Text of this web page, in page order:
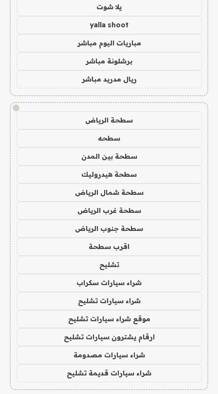
يلا شوت
yalla shoot
مباريات اليوم مباشر
برشلونة مباشر
ريال مدريد مباشر
!
سطحة الرياض
سطحه
سطحة بين المدن
سطحة هيدروليك
سطحة شمال الرياض
سطحة غرب الرياض
سطحة جنوب الرياض
اقرب سطحة
تشليح
شراء سيارات سكراب
شراء سيارات تشليح
موقع شراء سيارات تشليح
ارقام يشترون سيارات تشليح
شراء سيارات مصدومة
شراء سيارات قديمة تشليح